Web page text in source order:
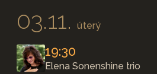
03.11.úterý
19:30
Elena Sonenshine trio